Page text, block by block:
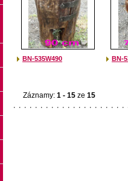
BN-535W490 BN-
Záznamy: 1 - 15 ze 15